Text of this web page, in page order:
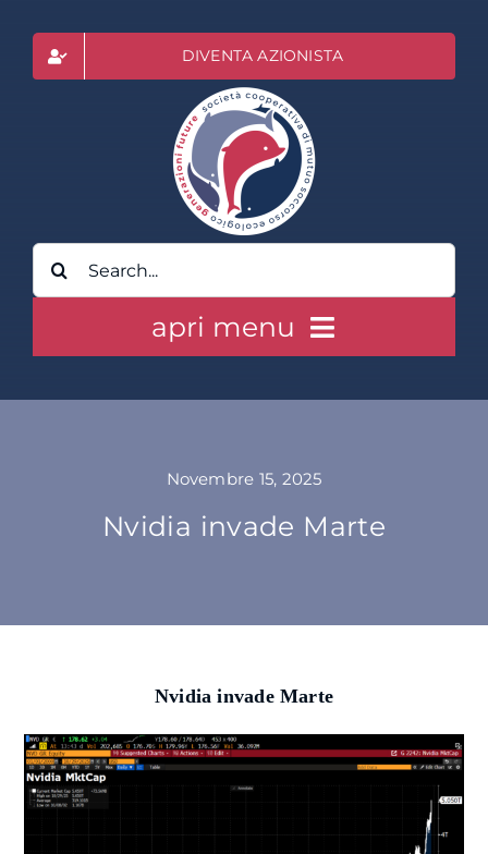
contenuto
DIVENTA AZIONISTA
Cerca
per:
apri menu
CLASS ACTION RAI
SU DI NOI
NEWS
Novembre 15, 2025
Nvidia invade Marte
Nvidia invade Marte